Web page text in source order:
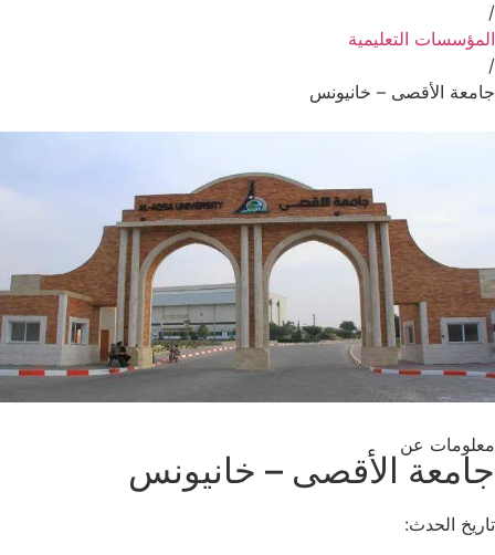
/
المؤسسات التعليمية
/
جامعة الأقصى – خانيونس
معلومات عن
جامعة الأقصى – خانيونس
تاريخ الحدث: